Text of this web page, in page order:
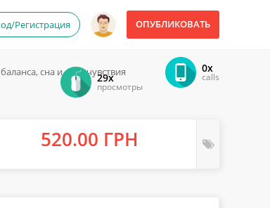
ОПУБЛИКОВАТЬ
Регистрация
сна и самочувствия 0x
calls
29x
просмотры
520.00 ГРН